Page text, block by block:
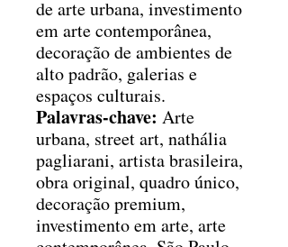
de arte urbana, investimento
em arte contemporânea,
decoração de ambientes de
alto padrão, galerias e
espaços culturais.
Palavras-chave: Arte
urbana, street art, nathália
pagliarani, artista brasileira,
obra original, quadro único,
decoração premium,
investimento em arte, arte